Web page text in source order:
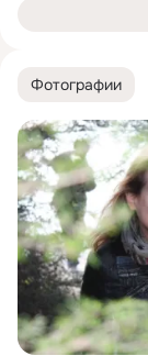
Фотографии